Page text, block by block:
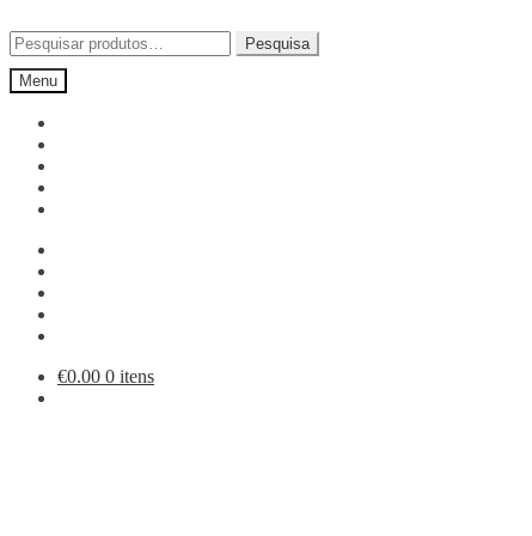
para
a
navegação
para
o
conteúdo
Pesquisar
por:
Pesquisa
Menu
€0.00 0 itens